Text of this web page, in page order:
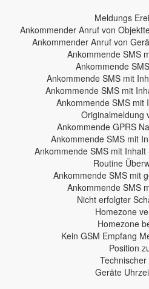
Meldungs
Ankommender Anruf von
Ankommender Anruf von
Ankommende SMS
Ankommende
Ankommende SMS mit
Ankommende SMS mit
Ankommende SMS mit
Originalmeldung
Ankommende GPRS
Ankommende SMS mit
Ankommende SMS mit
Routine
Ankommende SMS mit
Ankommende SMS
Nicht erfolgter
Homezone
Homezone
Kein GSM Empfang
Position
Technischer
Geräte